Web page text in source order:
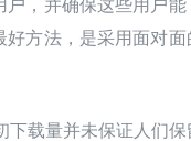
，并确保这些用户
方法，是采用面对
载量并未保证人们